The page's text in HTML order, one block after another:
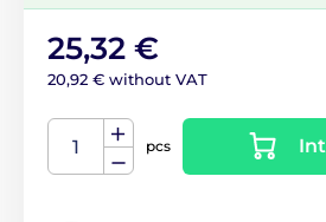
25,32 €
20,92 € without VAT
pcs